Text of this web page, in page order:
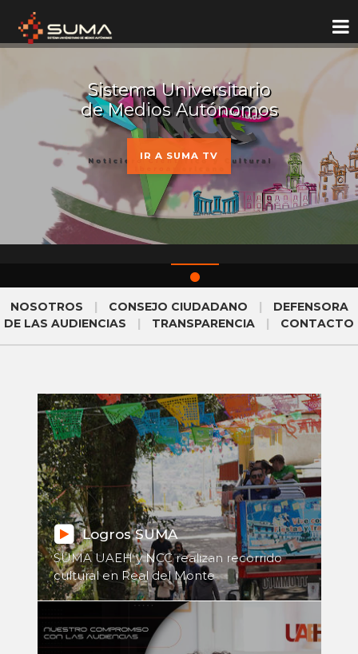
Sistema Universitario
de Medios Autónomos
IR A SUMA TV
NOSOTROS | CONSEJO CIUDADANO |
DEFENSORA
DE LAS AUDIENCIAS
| TRANSPARENCIA | CONTACTO
Logros SUMA
SUMA UAEH y NCC realizan recorrido
cultural en Real del Monte